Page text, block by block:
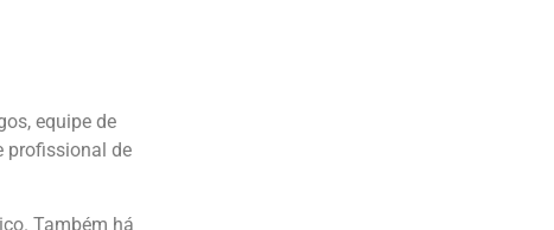
equipe de
profissional de
Também há